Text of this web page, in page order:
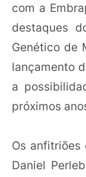
com a
destaques
Genético de
lançamento
a
próximos
Os anfitriões
Daniel